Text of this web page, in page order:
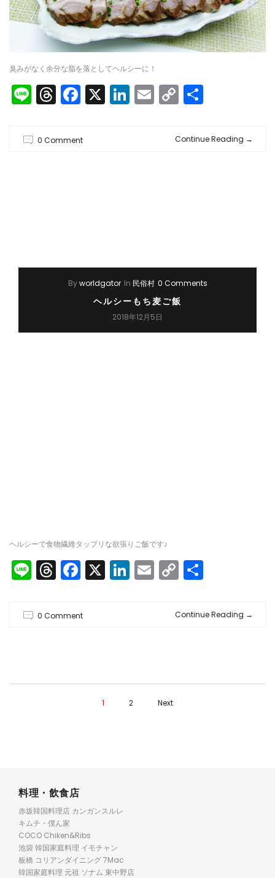
臭みがなく余分な脂を落としてヘルシーに！
LineThreads
Facebook
X LinkedIn
Email
Copy
Link
0 Comment Continue Reading →
Byworldgator In 民俗村 0 Comments
ヘルシーもち麦ご飯
2018年12月5日
ヘルシーで食物繊維タップリな欲張りご飯です♪
LineThreads
Facebook
X LinkedIn
Email
Copy
0 Comment Continue Reading →
1 2 Next
料理・飲食店
赤坂韓国料理店 カンガンスルレ
キムチ・僕ん家
COCO Chiken&Ribs
池袋 韓国家庭料理 イモチャン
板橋 コリアンダイニング 7Mac
韓国家庭料理 元祖 ソナム 東中野店